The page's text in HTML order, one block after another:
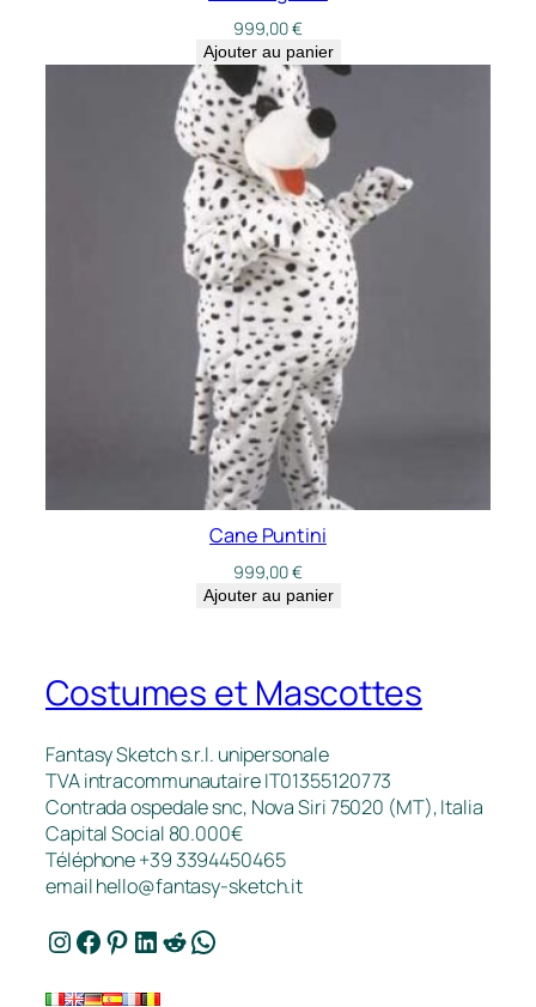
999,00€
Ajouter au panier
Cane Puntini
999,00€
Ajouter au panier
Costumes et Mascottes
Fantasy Sketch s.r.l. unipersonale
TVA intracommunautaire IT01355120773
Contrada ospedale snc, Nova Siri 75020 (MT), Italia
Capital Social 80.000€
Téléphone +39 3394450465
emailhello@fantasy-sketch.it
Instagram Facebook Pinterest LinkedIn Reddit WhatsApp